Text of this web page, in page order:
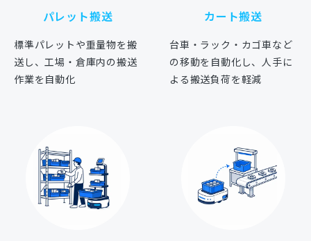
パレット搬送
標準パレットや重量物を搬
送し、工場・倉庫内の搬送
作業を自動化
カート搬送
台車・ラック・カゴ車など
の移動を自動化し、人手に
よる搬送負荷を軽減